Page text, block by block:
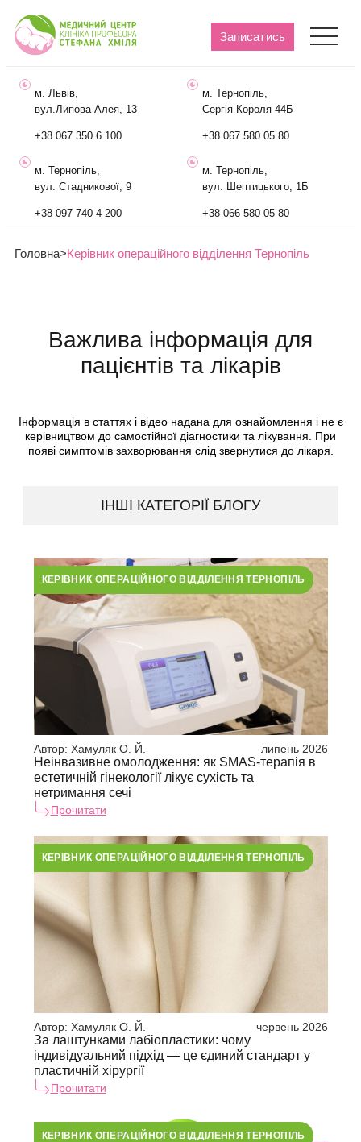
м. Львів,
вул.Липова Алея, 13
+38 067 350 6 100
м. Тернопіль,
Сергія Короля 44Б
+38 067 580 05 80
м. Тернопіль,
вул. Стадникової, 9
+38 097 740 4 200
м. Тернопіль,
вул. Шептицького, 1Б
+38 066 580 05 80
Записатись
Головна>Керівник операційного відділення Тернопіль
Важлива інформація для
пацієнтів та лікарів
Інформація в статтях і відео надана для ознайомлення і не є
керівництвом до самостійної діагностики та лікування. При
появі симптомів захворювання слід звернутися до лікаря.
ІНШІ КАТЕГОРІЇ БЛОГУ
КЕРІВНИК ОПЕРАЦІЙНОГО ВІДДІЛЕННЯ ТЕРНОПІЛЬ
Автор: Хамуляк О. Й. липень 2026
Неінвазивне омолодження: як SMAS-терапія в
естетичній гінекології лікує сухість та
нетримання сечі
Прочитати
КЕРІВНИК ОПЕРАЦІЙНОГО ВІДДІЛЕННЯ ТЕРНОПІЛЬ
Автор: Хамуляк О. Й. червень 2026
За лаштунками лабіопластики: чому
індивідуальний підхід — це єдиний стандарт у
пластичній хірургії
Прочитати
КЕРІВНИК ОПЕРАЦІЙНОГО ВІДДІЛЕННЯ ТЕРНОПІЛЬ